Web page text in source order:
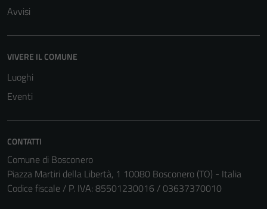
Avvisi
VIVERE IL COMUNE
Luoghi
Eventi
CONTATTI
Comune di Bosconero
Piazza Martiri della Libertà, 1 10080 Bosconero (TO) - Italia
Codice fiscale / P. IVA: 85501230016 / 03637370010